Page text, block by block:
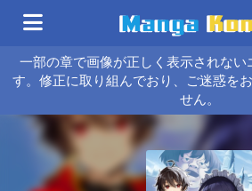
一部の章で画像が正しく表示されない
す。修正に取り組んでおり、ご迷惑を
せん。